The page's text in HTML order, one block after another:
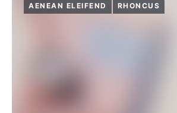
AENEAN ELEIFEND RHONCUS